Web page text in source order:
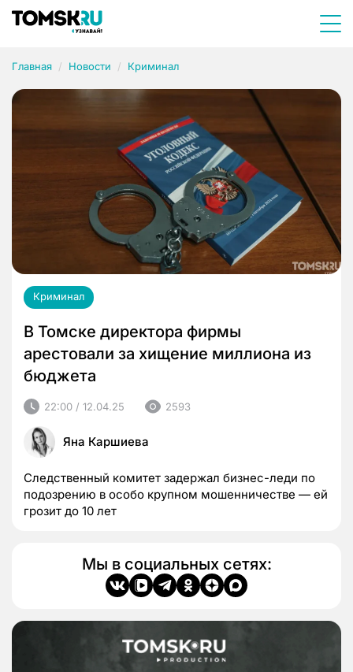
Главная Новости Криминал
Криминал
В Томске директора фирмы
арестовали за хищение миллиона из
бюджета
22:00 / 12.04.25 2593
Яна Каршиева
Следственный комитет задержал бизнес-леди по
подозрению в особо крупном мошенничестве — ей
грозит до 10 лет
Мы в социальных сетях: